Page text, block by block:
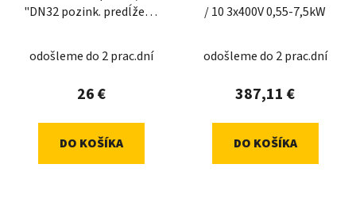
"DN32 pozink. predĺžená
odošleme do 2 prac.dní
26 €
DO KOŠÍKA
/ 10 3x400V 0,55-7,5kW
odošleme do 2 prac.dní
387,11 €
DO KOŠÍKA